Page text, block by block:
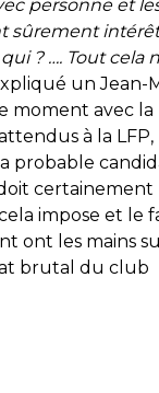
personne et
sûrement
? …. Tout cela
un Jean-
moment avec la
à la LFP,
probable
certainement
impose et le
ont les mains
brutal du club